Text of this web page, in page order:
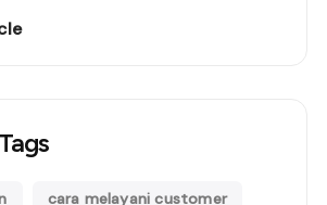
cara melayani customer